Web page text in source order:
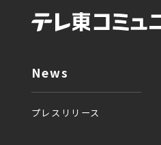
News
プレスリリース